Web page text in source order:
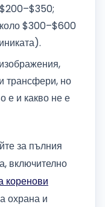
$300–$600
трансфери, но
е и какво не е
за пълния
включително
коренови
охрана и